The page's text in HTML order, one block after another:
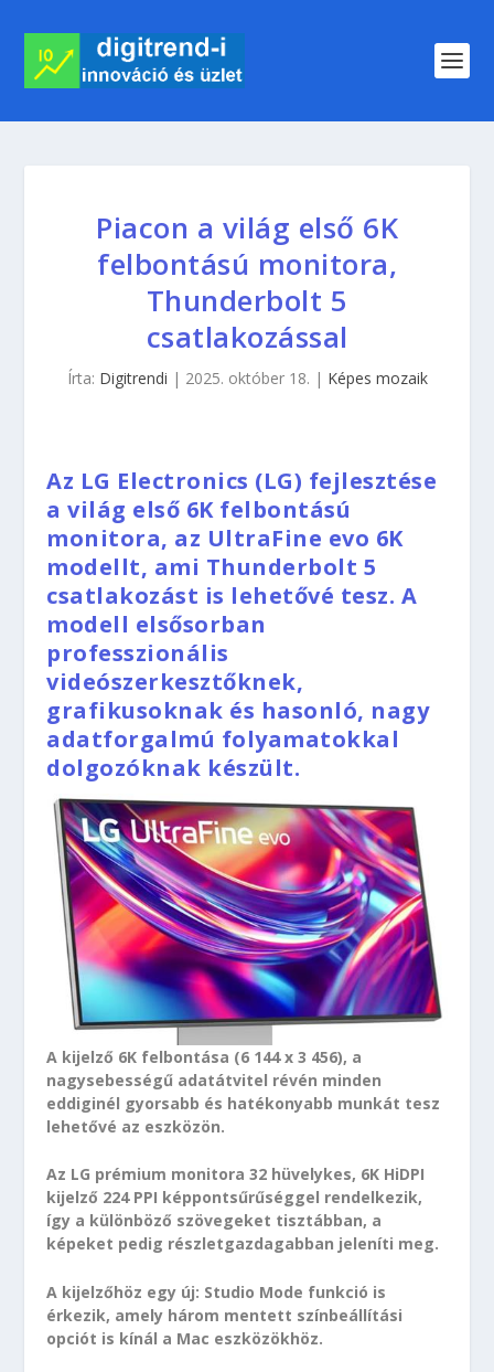
Piacon a világ első 6K
felbontású monitora,
Thunderbolt 5
csatlakozással
Írta: Digitrendi | 2025. október 18. | Képes mozaik
Az LG Electronics (LG) fejlesztése
a világ első 6K felbontású
monitora, az UltraFine evo 6K
modellt, ami Thunderbolt 5
csatlakozást is lehetővé tesz. A
modell elsősorban
professzionális
videószerkesztőknek,
grafikusoknak és hasonló, nagy
adatforgalmú folyamatokkal
dolgozóknak készült.
A kijelző 6K felbontása (6 144 x 3 456), a
nagysebességű adatátvitel révén minden
eddiginél gyorsabb és hatékonyabb munkát tesz
lehetővé az eszközön.
Az LG prémium monitora 32 hüvelykes, 6K HiDPI
kijelző 224 PPI képpontsűrűséggel rendelkezik,
így a különböző szövegeket tisztábban, a
képeket pedig részletgazdagabban jeleníti meg.
A kijelzőhöz egy új: Studio Mode funkció is
érkezik, amely három mentett színbeállítási
opciót is kínál a Mac eszközökhöz.